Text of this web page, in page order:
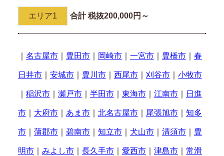
エリア1 合計 税抜200,000円～
名古屋市｜ 豊田市｜ 岡崎市｜ 一宮市｜ 豊橋市｜ 春
日井市｜ 安城市｜ 豊川市｜ 西尾市｜ 刈谷市｜ 小牧市
稲沢市｜ 瀬戸市｜ 半田市｜ 東海市｜ 江南市｜ 日進
市｜ 大府市｜ あま市｜ 北名古屋市｜ 尾張旭市｜ 知多
市｜ 蒲郡市｜ 碧南市｜ 知立市｜ 犬山市｜ 清須市｜ 豊
明市｜ みよし市｜ 長久手市｜ 愛西市｜ 津島市｜ 常滑